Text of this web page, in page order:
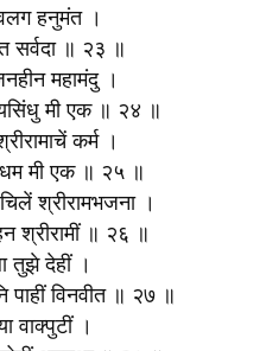
हनुमंत ।
सर्वदा ॥ २३ ॥
महामंदु ।
मी एक ॥ २४ ॥
कर्म ।
मी एक ॥ २५ ॥
श्रीरामभजना ।
श्रीरामीं ॥ २६ ॥
तुझे देहीं ।
पाहीं विनवीत ॥ २७ ॥
वाक्पुटीं ।